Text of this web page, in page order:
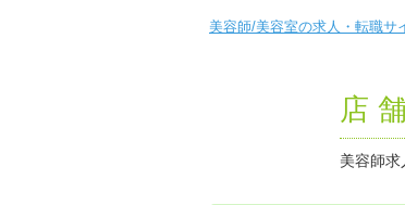
美容師/美容室の求人・転職サ
店
美容師